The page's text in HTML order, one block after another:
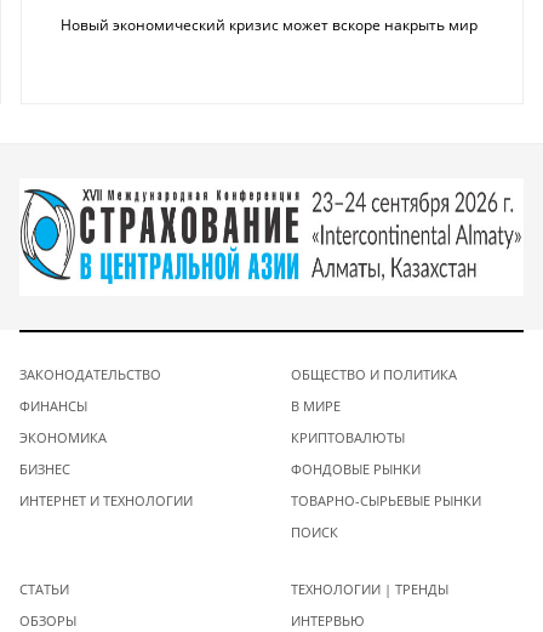
Новый экономический кризис может вскоре накрыть мир
ЗАКОНОДАТЕЛЬСТВО
ФИНАНСЫ
ЭКОНОМИКА
БИЗНЕС
ИНТЕРНЕТ И ТЕХНОЛОГИИ
ОБЩЕСТВО И ПОЛИТИКА
В МИРЕ
КРИПТОВАЛЮТЫ
ФОНДОВЫЕ РЫНКИ
ТОВАРНО-СЫРЬЕВЫЕ РЫНКИ
ПОИСК
СТАТЬИ
ОБЗОРЫ
ТЕХНОЛОГИИ | ТРЕНДЫ
ИНТЕРВЬЮ